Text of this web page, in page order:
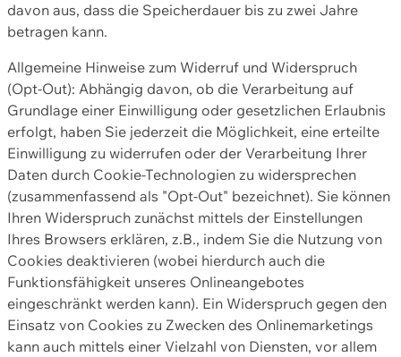
davon aus, dass die Speicherdauer bis zu zwei Jahre
betragen kann.
Allgemeine Hinweise zum Widerruf und Widerspruch
(Opt-Out): Abhängig davon, ob die Verarbeitung auf
Grundlage einer Einwilligung oder gesetzlichen Erlaubnis
erfolgt, haben Sie jederzeit die Möglichkeit, eine erteilte
Einwilligung zu widerrufen oder der Verarbeitung Ihrer
Daten durch Cookie-Technologien zu widersprechen
(zusammenfassend als "Opt-Out" bezeichnet). Sie können
Ihren Widerspruch zunächst mittels der Einstellungen
Ihres Browsers erklären, z.B., indem Sie die Nutzung von
Cookies deaktivieren (wobei hierdurch auch die
Funktionsfähigkeit unseres Onlineangebotes
eingeschränkt werden kann). Ein Widerspruch gegen den
Einsatz von Cookies zu Zwecken des Onlinemarketings
kann auch mittels einer Vielzahl von Diensten, vor allem